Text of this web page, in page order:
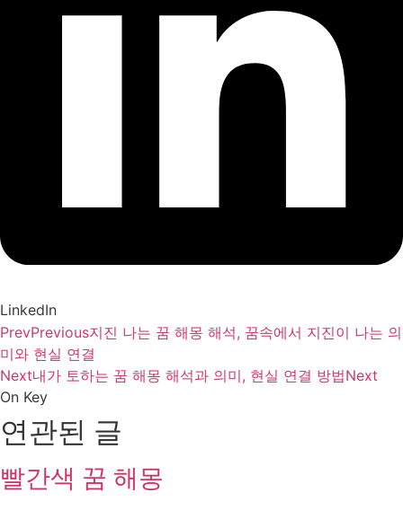
LinkedIn
PrevPrevious지진 나는 꿈 해몽 해석, 꿈속에서 지진이 나는 의
미와 현실 연결
Next내가 토하는 꿈 해몽 해석과 의미, 현실 연결 방법Next
On Key
연관된 글
빨간색 꿈 해몽